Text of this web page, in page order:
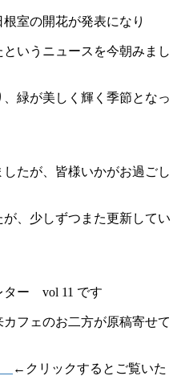
室の開花が発表になり
いうニュースを今朝みまし
緑が美しく輝く季節となっ
たが、皆様いかがお過ごし
、少しずつまた更新してい
ター vol 11 です
フェのお二方が原稿寄せて
←クリックするとご覧いた